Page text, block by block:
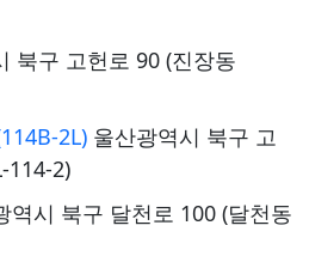
북구 고헌로 90 (진장동
2L) 울산광역시 북구 고
114-2)
역시 북구 달천로 100 (달천동